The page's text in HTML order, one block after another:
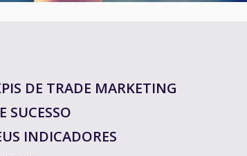
DE TRADE MARKETING
SUCESSO
INDICADORES